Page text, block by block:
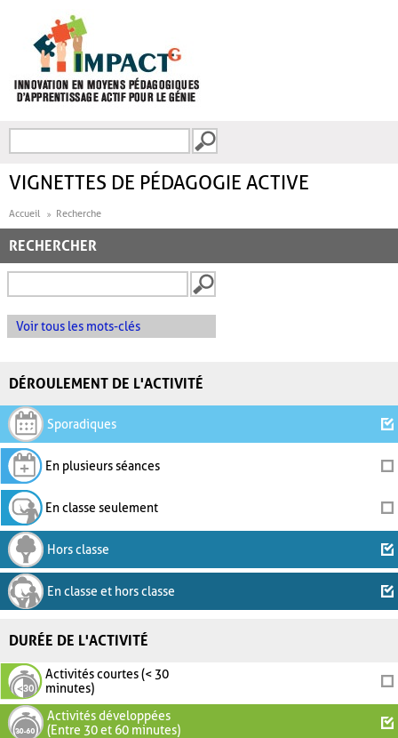
FORMULAIRE DE
VIGNETTES DE PÉDAGOGIE ACTIVE
Accueil Recherche
RECHERCHER
Voir tous les mots-clés
DÉROULEMENT DE L'ACTIVITÉ
Sporadiques
En plusieurs séances
En classe seulement
Hors classe
En classe et hors classe
DURÉE DE L'ACTIVITÉ
Activités courtes (< 30
minutes)
Activités développées
(Entre 30 et 60 minutes)